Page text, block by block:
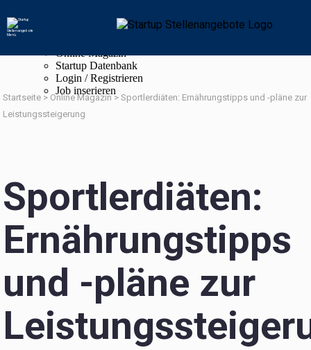
Navigation
Online Magazin
Startup Datenbank
Login / Registrieren
Job inserieren
Startseite > Online Magazin>Sportlerdiäten: Ernährungstipps und -pläne zur
Leistungssteigerung
Sportlerdiäten:
Ernährungstipps
und -pläne zur